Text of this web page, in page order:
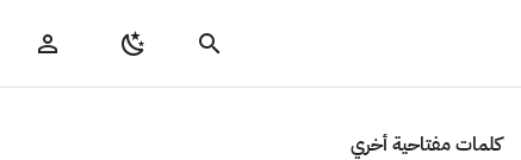
كلمات مفتاحية أخري